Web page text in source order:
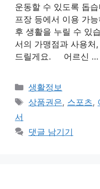
운동할 수 있도록 돕
프장 등에서 이용 가
후 생활을 누릴 수 있
서의 가맹점과 사용처
드릴게요. 어르신 …
카
테
고
생활정보
태
상품권은, 스포츠,
서
댓글 남기기